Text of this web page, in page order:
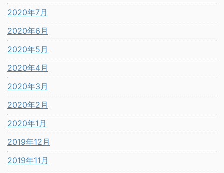
2020年7月
2020年6月
2020年5月
2020年4月
2020年3月
2020年2月
2020年1月
2019年12月
2019年11月